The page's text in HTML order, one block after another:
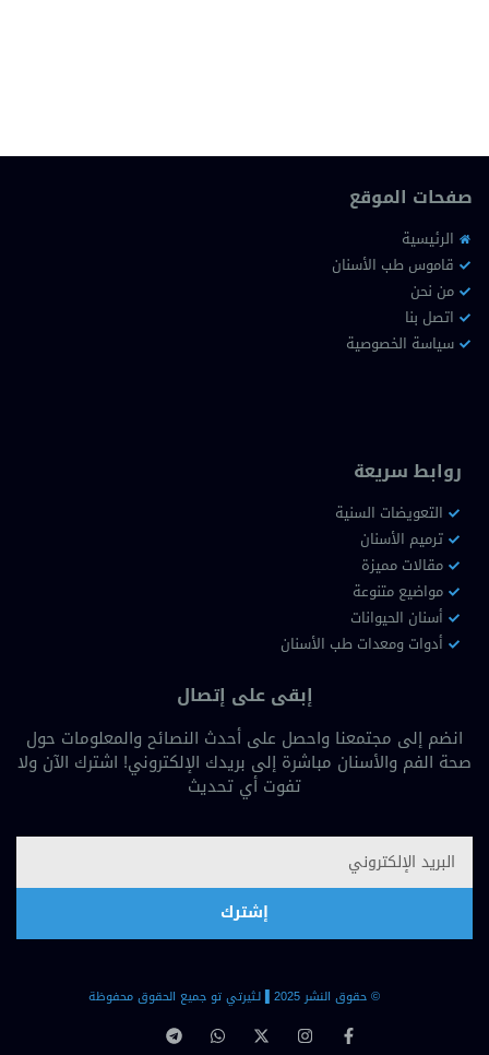
صفحات الموقع
الرئيسية
قاموس طب الأسنان
من نحن
اتصل بنا
سياسة الخصوصية
روابط سريعة
التعويضات السنية
ترميم الأسنان
مقالات مميزة
مواضيع متنوعة
أسنان الحيوانات
أدوات ومعدات طب الأسنان
إبقى على إتصال
انضم إلى مجتمعنا واحصل على أحدث النصائح والمعلومات حول
صحة الفم والأسنان مباشرة إلى بريدك الإلكتروني! اشترك الآن ولا
تفوت أي تحديث
إشترك
© حقوق النشر 2025 ▐لـثيرتي تو جميع الحقوق محفوظة